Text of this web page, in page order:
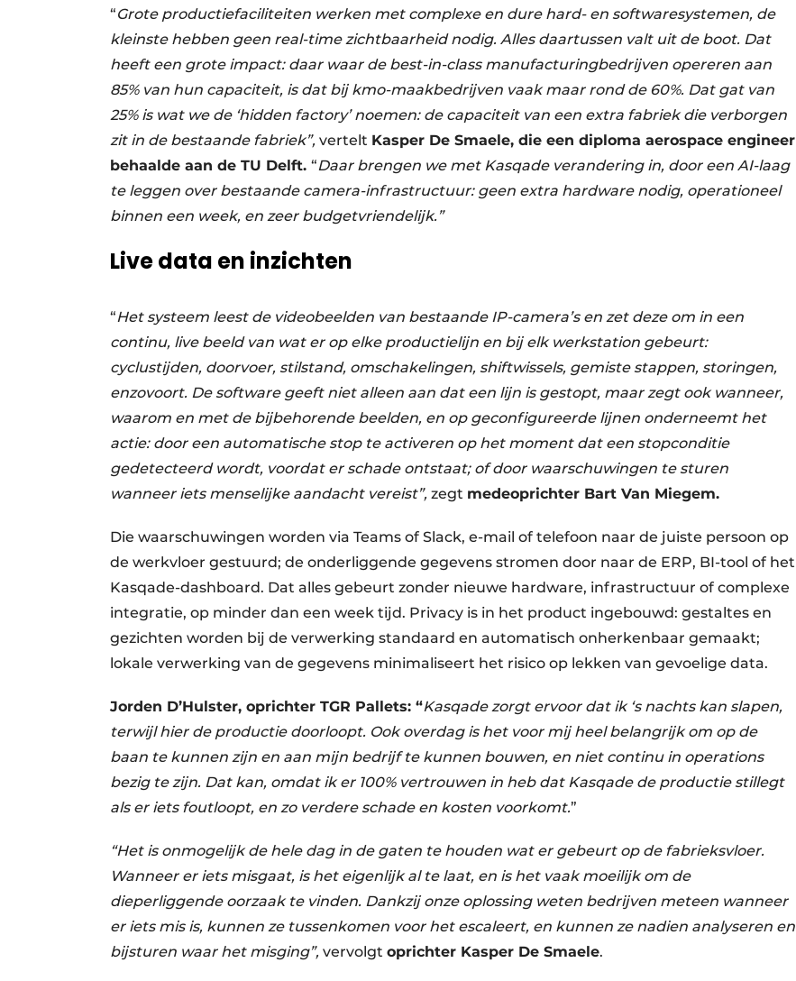
“Grote productiefaciliteiten werken met complexe en dure hard- en softwaresystemen, de
kleinste hebben geen real-time zichtbaarheid nodig. Alles daartussen valt uit de boot. Dat
heeft een grote impact: daar waar de best-in-class manufacturingbedrijven opereren aan
85% van hun capaciteit, is dat bij kmo-maakbedrijven vaak maar rond de 60%. Dat gat van
25% is wat we de ‘hidden factory’ noemen: de capaciteit van een extra fabriek die verborgen
zit in de bestaande fabriek”, vertelt Kasper De Smaele, die een diploma aerospace engineer
behaalde aan de TU Delft. “Daar brengen we met Kasqade verandering in, door een AI-laag
te leggen over bestaande camera-infrastructuur: geen extra hardware nodig, operationeel
binnen een week, en zeer budgetvriendelijk.”
Live data en inzichten
“Het systeem leest de videobeelden van bestaande IP-camera’s en zet deze om in een
continu, live beeld van wat er op elke productielijn en bij elk werkstation gebeurt:
cyclustijden, doorvoer, stilstand, omschakelingen, shiftwissels, gemiste stappen, storingen,
enzovoort. De software geeft niet alleen aan dat een lijn is gestopt, maar zegt ook wanneer,
waarom en met de bijbehorende beelden, en op geconfigureerde lijnen onderneemt het
actie: door een automatische stop te activeren op het moment dat een stopconditie
gedetecteerd wordt, voordat er schade ontstaat; of door waarschuwingen te sturen
wanneer iets menselijke aandacht vereist”, zegt medeoprichter Bart Van Miegem.
Die waarschuwingen worden via Teams of Slack, e-mail of telefoon naar de juiste persoon op
de werkvloer gestuurd; de onderliggende gegevens stromen door naar de ERP, BI-tool of het
Kasqade-dashboard. Dat alles gebeurt zonder nieuwe hardware, infrastructuur of complexe
integratie, op minder dan een week tijd. Privacy is in het product ingebouwd: gestaltes en
gezichten worden bij de verwerking standaard en automatisch onherkenbaar gemaakt;
lokale verwerking van de gegevens minimaliseert het risico op lekken van gevoelige data.
Jorden D’Hulster, oprichter TGR Pallets: “Kasqade zorgt ervoor dat ik ‘s nachts kan slapen,
terwijl hier de productie doorloopt. Ook overdag is het voor mij heel belangrijk om op de
baan te kunnen zijn en aan mijn bedrijf te kunnen bouwen, en niet continu in operations
bezig te zijn. Dat kan, omdat ik er 100% vertrouwen in heb dat Kasqade de productie stillegt
als er iets foutloopt, en zo verdere schade en kosten voorkomt.”
“Het is onmogelijk de hele dag in de gaten te houden wat er gebeurt op de fabrieksvloer.
Wanneer er iets misgaat, is het eigenlijk al te laat, en is het vaak moeilijk om de
dieperliggende oorzaak te vinden. Dankzij onze oplossing weten bedrijven meteen wanneer
er iets mis is, kunnen ze tussenkomen voor het escaleert, en kunnen ze nadien analyseren en
bijsturen waar het misging”, vervolgt oprichter Kasper De Smaele.